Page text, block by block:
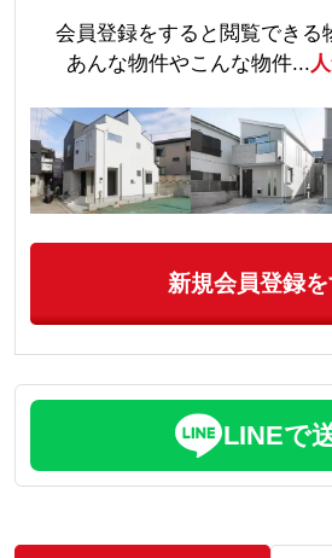
会員登録をすると閲覧できる
あんな物件やこんな物件...
新規会員登録
LINEで